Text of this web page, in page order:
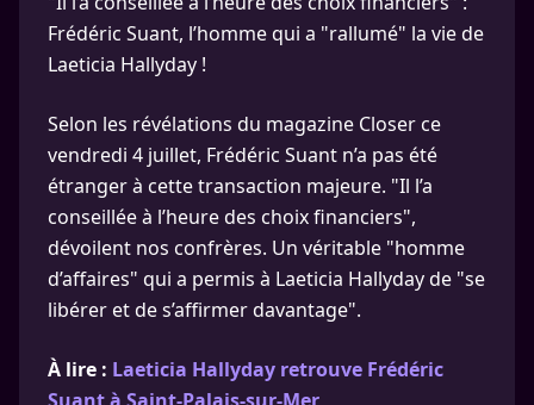
Frédéric Suant, l’homme qui a "rallumé" la vie de
Laeticia Hallyday !
Selon les révélations du magazine Closer ce
vendredi 4 juillet, Frédéric Suant n’a pas été
étranger à cette transaction majeure. "Il l’a
conseillée à l’heure des choix financiers",
dévoilent nos confrères. Un véritable "homme
d’affaires" qui a permis à Laeticia Hallyday de "se
libérer et de s’affirmer davantage".
À lire : Laeticia Hallyday retrouve Frédéric